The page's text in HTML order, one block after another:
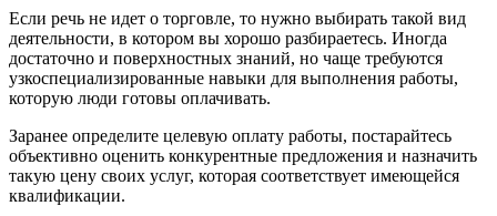
Если речь не идет о торговле, то нужно выбирать такой вид
деятельности, в котором вы хорошо разбираетесь. Иногда
достаточно и поверхностных знаний, но чаще требуются
узкоспециализированные навыки для выполнения работы,
которую люди готовы оплачивать.
Заранее определите целевую оплату работы, постарайтесь
объективно оценить конкурентные предложения и назначить
такую цену своих услуг, которая соответствует имеющейся
квалификации.